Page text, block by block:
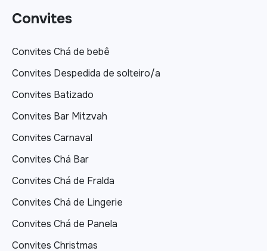
Convites
Convites Chá de bebê
Convites Despedida de solteiro/a
Convites Batizado
Convites Bar Mitzvah
Convites Carnaval
Convites Chá Bar
Convites Chá de Fralda
Convites Chá de Lingerie
Convites Chá de Panela
Convites Christmas